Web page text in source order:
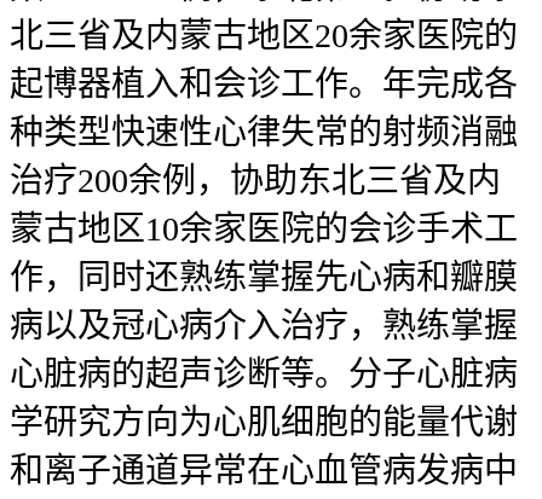
北三省及内蒙古地区20余家医院的
起博器植入和会诊工作。年完成各
种类型快速性心律失常的射频消融
治疗200余例，协助东北三省及内
蒙古地区10余家医院的会诊手术工
作，同时还熟练掌握先心病和瓣膜
病以及冠心病介入治疗，熟练掌握
心脏病的超声诊断等。分子心脏病
学研究方向为心肌细胞的能量代谢
和离子通道异常在心血管病发病中